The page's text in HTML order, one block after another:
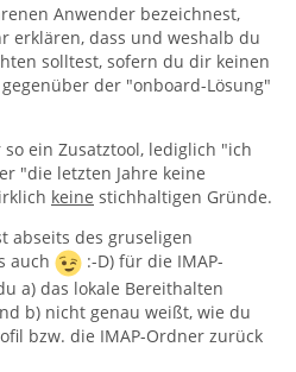
Anwender bezeichnest,
erklären, dass und weshalb du
solltest, sofern du dir keinen
der "onboard-Lösung"
ein Zusatztool, lediglich "ich
"die letzten Jahre keine
keine stichhaltigen Gründe.
abseits des gruseligen
auch
:-D) für die IMAP-
a) das lokale Bereithalten
b) nicht genau weißt, wie du
bzw. die IMAP-Ordner zurück